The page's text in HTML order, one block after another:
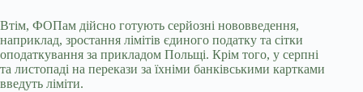
Втім, ФОПам дійсно готують серйозні нововведення,
наприклад, зростання лімітів єдиного податку та сітки
оподаткування за прикладом Польщі. Крім того, у серпні
та листопаді на перекази за їхніми банківськими картками
введуть ліміти.